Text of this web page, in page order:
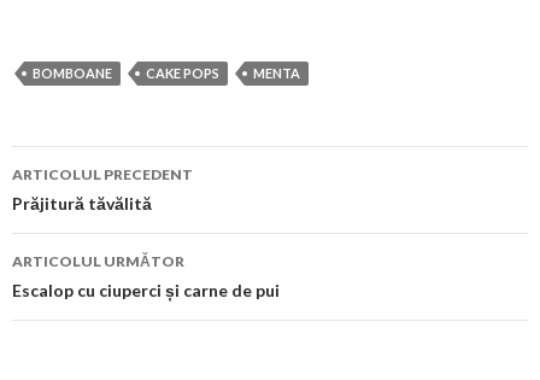
BOMBOANE CAKE POPS MENTA
Navigare
în
articol
ARTICOLUL PRECEDENT
Prăjitură tăvălită
ARTICOLUL URMĂTOR
Escalop cu ciuperci și carne de pui